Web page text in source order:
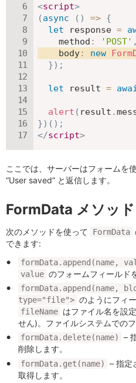
<script>
(async ( ) => {
let response =
method : 'POST' ,
body: new
}) ;
let result =
alert ( result .
}) ( ) ;
</script>
ここでは、サーバーはフォームを
“User saved” と返信します。
FormData メソッド
次のメソッドを使って FormData
できます:
formData.append(name,
value のフォームフィールド
formData.append(name,
type="file"> のようにフィ
fileName はファイル名を設
せん)。ファイルシステムでのフ
formData.delete(name) –
削除します。
formData.get(name) – 指定
取得します。